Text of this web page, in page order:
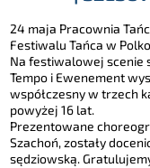
24 maja Pracownia
Festiwalu Tańca w
Na festiwalowej scenie
Tempo i Ewenement
współczesny w trzech
powyżej 16 lat.
Prezentowane
Szachoń, zostały
sędziowską.